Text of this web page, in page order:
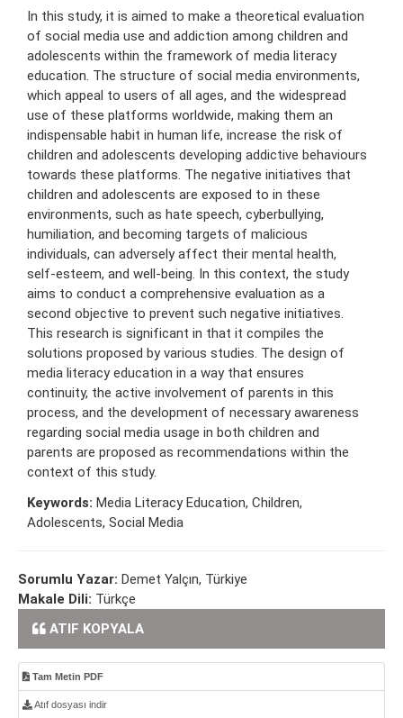
In this study, it is aimed to make a theoretical evaluation
of social media use and addiction among children and
adolescents within the framework of media literacy
education. The structure of social media environments,
which appeal to users of all ages, and the widespread
use of these platforms worldwide, making them an
indispensable habit in human life, increase the risk of
children and adolescents developing addictive behaviours
towards these platforms. The negative initiatives that
children and adolescents are exposed to in these
environments, such as hate speech, cyberbullying,
humiliation, and becoming targets of malicious
individuals, can adversely affect their mental health,
self-esteem, and well-being. In this context, the study
aims to conduct a comprehensive evaluation as a
second objective to prevent such negative initiatives.
This research is significant in that it compiles the
solutions proposed by various studies. The design of
media literacy education in a way that ensures
continuity, the active involvement of parents in this
process, and the development of necessary awareness
regarding social media usage in both children and
parents are proposed as recommendations within the
context of this study.
Keywords: Media Literacy Education, Children,
Adolescents, Social Media
Sorumlu Yazar: Demet Yalçın, Türkiye
Makale Dili: Türkçe
ATIF KOPYALA
Tam Metin PDF
Atıf dosyası indir